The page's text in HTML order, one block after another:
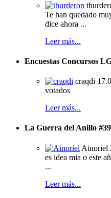
Te han quedado
dice ahora ...
Leer más...
Encuestas Concursos
craqdi
votados
Leer más...
La Guerra del Anillo
Ainoriel
es idea mia o este
...
Leer más...